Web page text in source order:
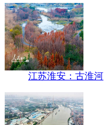
江苏淮安：古淮河